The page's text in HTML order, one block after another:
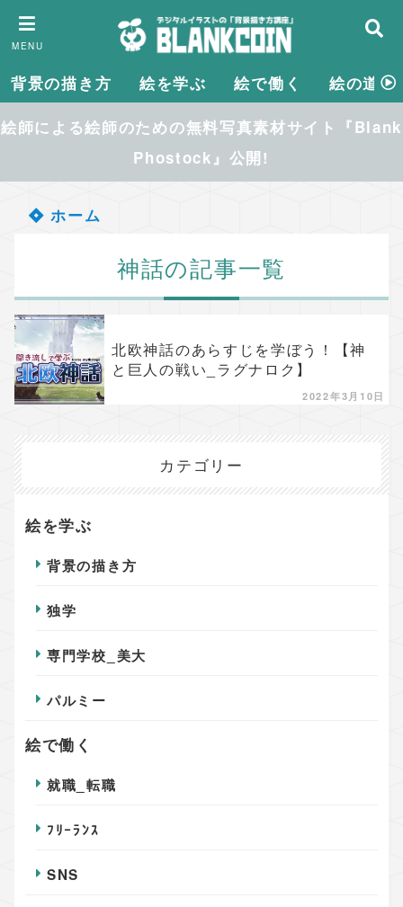
MENU
背景の描き方 絵を学ぶ 絵で働く 絵の道具
絵師による絵師のための無料写真素材サイト『Blank
Phostock』公開!
ホーム
神話の記事一覧
2022年3月10日
北欧神話のあらすじを学ぼう！【神
と巨人の戦い_ラグナロク】
カテゴリー
絵を学ぶ
背景の描き方
独学
専門学校_美大
パルミー
絵で働く
就職_転職
ﾌﾘｰﾗﾝｽ
SNS